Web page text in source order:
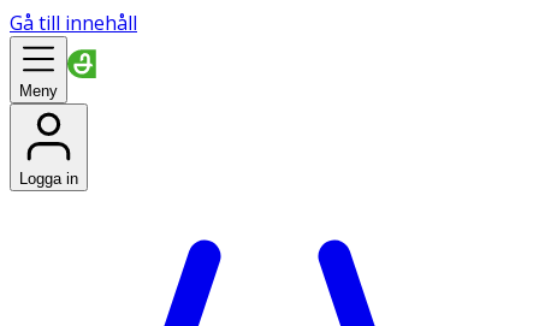
Gå till innehåll
Meny
Logga in